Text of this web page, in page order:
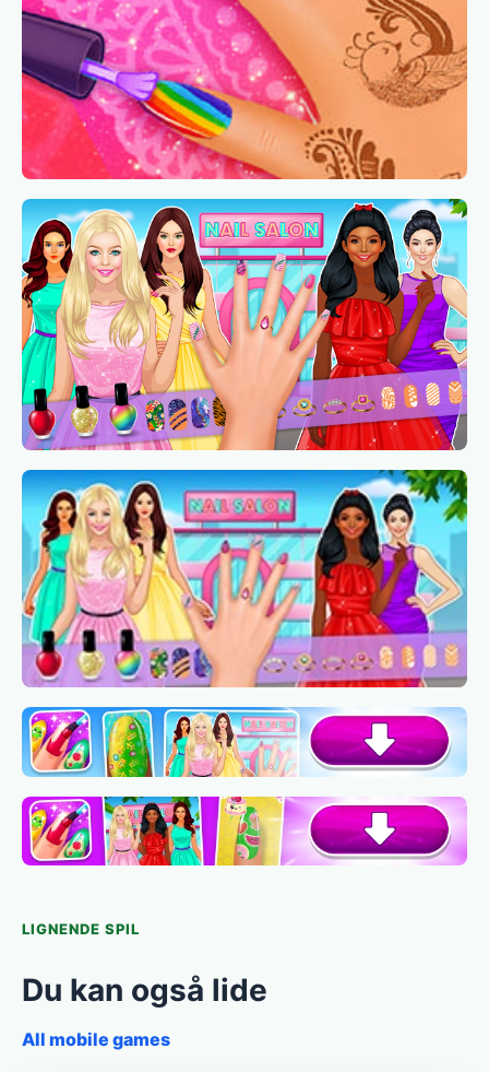
LIGNENDE SPIL
Du kan også lide
All mobile games